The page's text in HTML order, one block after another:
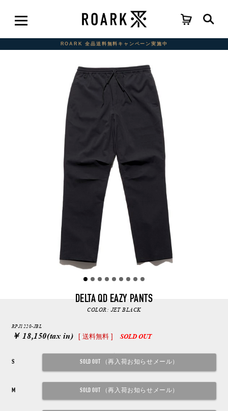
ROARK 全品送料無料キャンペーン実施中
DELTA QD EAZY PANTS
COLOR:JET BLACK
RPJ1220-JBL
￥ 18,150(tax in) [ 送料無料 ] SOLD OUT
S
M